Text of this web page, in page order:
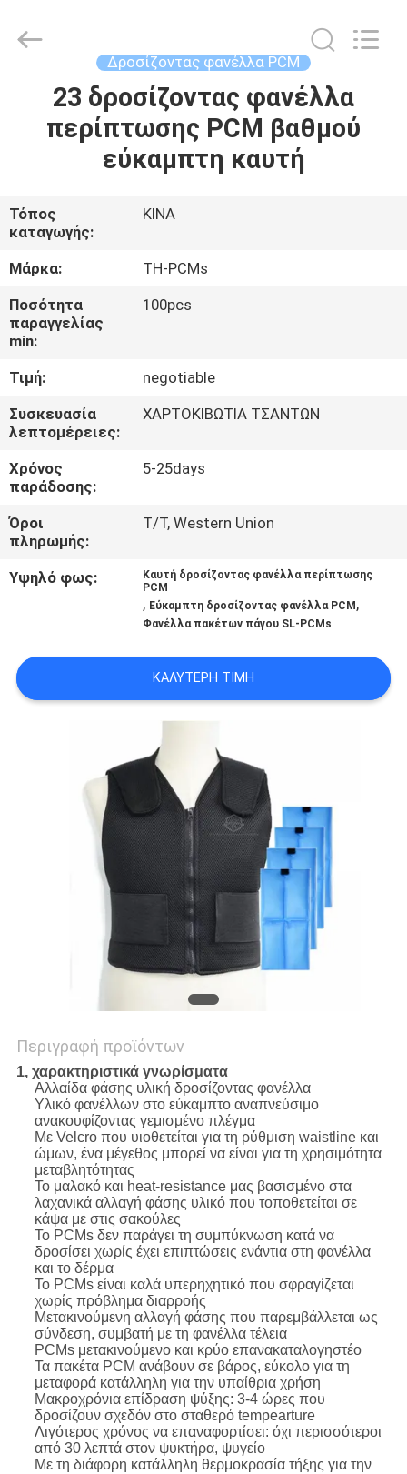
ΣΠΊΤΙ
ΠΡΟΪΌΝΤΑ
ΠΕΡΊΠΟΥ
ΕΜΕΊΣ
ΓΎΡΟΣ
ΕΡΓΟΣΤΑΣΊΩΝ
ΠΟΙΟΤΙΚΌΣ
ΈΛΕΓΧΟΣ
ΜΑΣ
ΕΛΆΤΕ
ΣΕ
ΕΠΑΦΉ
ΕΙΔΉΣΕΙΣ
SITEMAP
PRIVACY
energy
Technology
Δροσίζοντας φανέλλα PCM
23 δροσίζοντας φανέλλα
περίπτωσης PCM βαθμού
εύκαμπτη καυτή
Τόπος
καταγωγής:
ΚΙΝΑ
Μάρκα:
TH-PCMs
Ποσότητα
παραγγελίας
min:
100pcs
Τιμή:
negotiable
Συσκευασία
λεπτομέρειες:
ΧΑΡΤΟΚΙΒΩΤΙΑ ΤΣΑΝΤΩΝ
Χρόνος
παράδοσης:
5-25days
Όροι
πληρωμής:
T/T, Western Union
Υψηλό φως:
Καυτή δροσίζοντας φανέλλα περίπτωσης
PCM
, Εύκαμπτη δροσίζοντας φανέλλα PCM ,
Φανέλλα πακέτων πάγου SL-PCMs
ΚΑΛΎΤΕΡΗ ΤΙΜΉ
Περιγραφή προϊόντων
1, χαρακτηριστικά γνωρίσματα
Αλλαίδα φάσης υλική δροσίζοντας φανέλλα
Υλικό φανέλλων στο εύκαμπτο αναπνεύσιμο
ανακουφίζοντας γεμισμένο πλέγμα
Με Velcro που υιοθετείται για τη ρύθμιση waistline και
ώμων, ένα μέγεθος μπορεί να είναι για τη χρησιμότητα
μεταβλητότητας
Το μαλακό και heat-resistance μας βασισμένο στα
λαχανικά αλλαγή φάσης υλικό που τοποθετείται σε
κάψα με στις σακούλες
Το PCMs δεν παράγει τη συμπύκνωση κατά να
δροσίσει χωρίς έχει επιπτώσεις ενάντια στη φανέλλα
και το δέρμα
Το PCMs είναι καλά υπερηχητικό που σφραγίζεται
χωρίς πρόβλημα διαρροής
Μετακινούμενη αλλαγή φάσης που παρεμβάλλεται ως
σύνδεση, συμβατή με τη φανέλλα τέλεια
PCMs μετακινούμενο και κρύο επανακαταλογηστέο
Τα πακέτα PCM ανάβουν σε βάρος, εύκολο για τη
μεταφορά κατάλληλη για την υπαίθρια χρήση
Μακροχρόνια επίδραση ψύξης: 3-4 ώρες που
δροσίζουν σχεδόν στο σταθερό tempearture
Λιγότερος χρόνος να επαναφορτίσει: όχι περισσότεροι
από 30 λεπτά στον ψυκτήρα, ψυγείο
Με τη διάφορη κατάλληλη θερμοκρασία τήξης για την